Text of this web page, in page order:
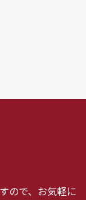
ので、お気軽に